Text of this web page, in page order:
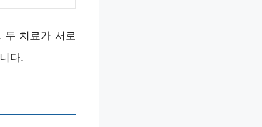
두 치료가 서로
다.